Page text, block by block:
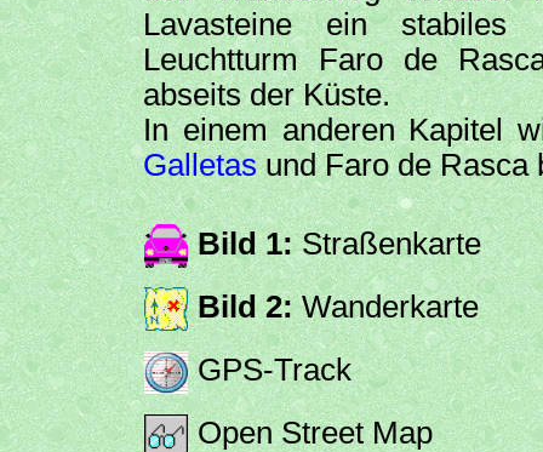
Lavasteine ein stabiles
Leuchtturm Faro de
abseits der Küste.
In einem anderen Kapitel
Galletasund Faro de Rasca
Bild 1:Straßenkarte
Bild 2:Wanderkarte
GPS-Track
Open Street Map